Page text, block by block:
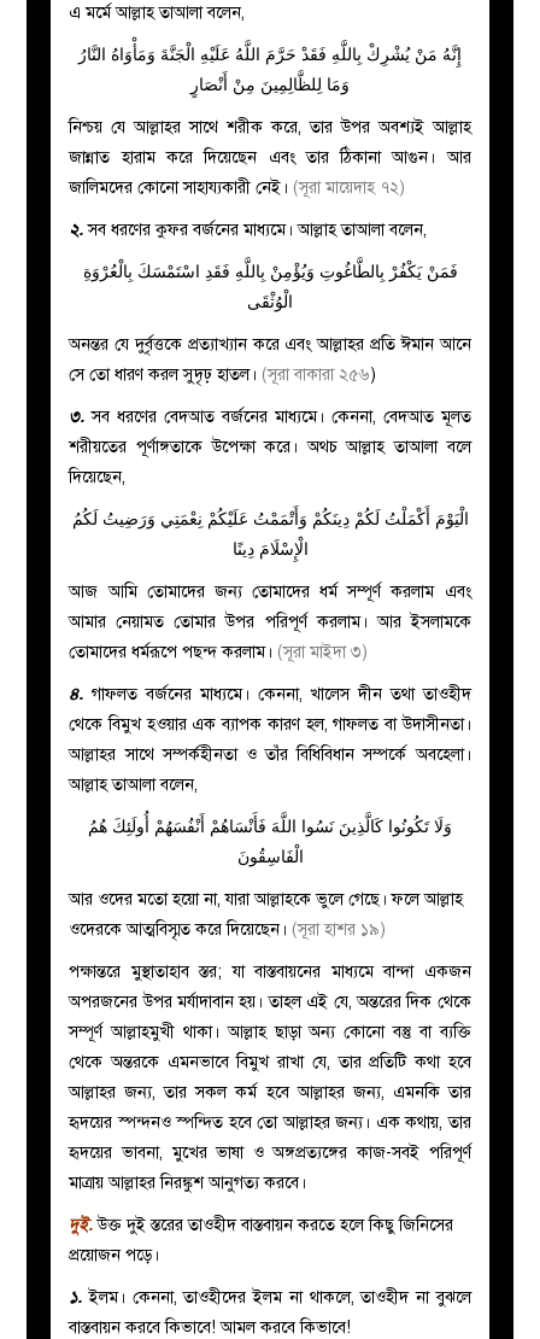
এ মর্মে আল্লাহ তাআলা বলেন,
إِنَّهُ مَنْ يُشْرِكْ بِاللَّهِ فَقَدْ حَرَّمَ اللَّهُ عَلَيْهِ الْجَنَّةَ وَمَأْوَاهُ النَّارُ
وَمَا لِلظَّالِمِينَ مِنْ أَنْصَارٍ
নিশ্চয় যে আল্লাহর সাথে শরীক করে, তার উপর অবশ্যই আল্লাহ
জান্নাত হারাম করে দিয়েছেন এবং তার ঠিকানা আগুন। আর
জালিমদের কোনো সাহায্যকারী নেই। (সূরা মায়েদাহ ৭২)
২.সব ধরণের কুফর বর্জনের মাধ্যমে। আল্লাহ তাআলা বলেন,
فَمَنْ يَكْفُرْ بِالطَّاغُوتِ وَيُؤْمِنْ بِاللَّهِ فَقَدِ اسْتَمْسَكَ بِالْعُرْوَةِ
الْوُثْقَى
অনন্তর যে দুর্বৃত্তকে প্রত্যাখ্যান করে এবং আল্লাহর প্রতি ঈমান আনে
সে তো ধারণ করল সুদৃঢ় হাতল। (সূরা বাকারা ২৫৬)
৩. সব ধরণের বেদআত বর্জনের মাধ্যমে। কেননা, বেদআত মূলত
শরীয়তের পূর্ণাঙ্গতাকে উপেক্ষা করে। অথচআল্লাহ তাআলা বলে
দিয়েছেন,
الْيَوْمَ أَكْمَلْتُ لَكُمْ دِينَكُمْ وَأَتْمَمْتُ عَلَيْكُمْ نِعْمَتِي وَرَضِيتُ لَكُمُ
الْإِسْلَامَ دِينًا
আজ আমি তোমাদের জন্য তোমাদের ধর্ম সম্পূর্ণ করলাম এবং
আমার নেয়ামত তোমার উপর পরিপূর্ণ করলাম। আর ইসলামকে
তোমাদের ধর্মরূপে পছন্দ করলাম। (সূরা মাইদা ৩)
৪. গাফলত বর্জনের মাধ্যমে। কেননা, খালেস দীন তথা তাওহীদ
থেকে বিমুখ হওয়ার এক ব্যাপক কারণ হল, গাফলত বা উদাসীনতা।
আল্লাহর সাথে সম্পর্কহীনতা ও তাঁর বিধিবিধান সম্পর্কে অবহেলা।
আল্লাহ তাআলা বলেন,
وَلَا تَكُونُوا كَالَّذِينَ نَسُوا اللَّهَ فَأَنْسَاهُمْ أَنْفُسَهُمْ أُولَئِكَ هُمُ
الْفَاسِقُونَ
আর ওদের মতো হয়ো না, যারা আল্লাহকে ভুলে গেছে। ফলে আল্লাহ
ওদেরকে আত্মবিস্মৃত করে দিয়েছেন। (সূরা হাশর ১৯)
পক্ষান্তরে মুস্থাতাহাব স্তর; যা বাস্তবায়নের মাধ্যমে বান্দা একজন
অপরজনের উপর মর্যাদাবান হয়। তাহল এই যে,অন্তরের দিক থেকে
সম্পূর্ণ আল্লাহমুখী থাকা। আল্লাহ ছাড়া অন্য কোনো বস্তু বা ব্যক্তি
থেকে অন্তরকে এমনভাবে বিমুখ রাখা যে, তার প্রতিটি কথা হবে
আল্লাহর জন্য, তার সকল কর্ম হবে আল্লাহর জন্য, এমনকি তার
হৃদয়ের স্পন্দনও স্পন্দিত হবে তো আল্লাহর জন্য। এক কথায়, তার
হৃদয়ের ভাবনা, মুখের ভাষা ও অঙ্গপ্রত্যঙ্গের কাজ-সবই পরিপূর্ণ
মাত্রায় আল্লাহর নিরঙ্কুশ আনুগত্য করবে।
দুই.উক্ত দুই স্তরের তাওহীদ বাস্তবায়ন করতে হলে কিছু জিনিসের
প্রয়োজন পড়ে।
১. ইলম। কেননা, তাওহীদের ইলম না থাকলে, তাওহীদ না বুঝলে
বাস্তবায়ন করবে কিভাবে! আমল করবে কিভাবে!